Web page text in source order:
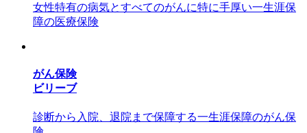
女性特有の病気とすべてのがんに特に手厚い一生涯保
障の医療保険
がん保険
ビリーブ
診断から入院、退院まで保障する一生涯保障のがん保